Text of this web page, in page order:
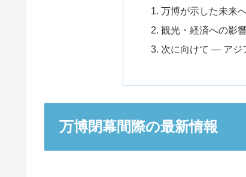
万博が示した未来
観光・経済への影
次に向けて ― アジ
万博閉幕間際の最新情報